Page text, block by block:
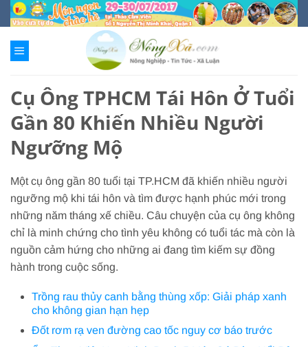
Chuyển
đến
nội
dung
Cụ Ông TPHCM Tái Hôn Ở Tuổi
Gần 80 Khiến Nhiều Người
Ngưỡng Mộ
Một cụ ông gần 80 tuổi tại TP.HCM đã khiến nhiều người
ngưỡng mộ khi tái hôn và tìm được hạnh phúc mới trong
những năm tháng xế chiều. Câu chuyện của cụ ông không
chỉ là minh chứng cho tình yêu không có tuổi tác mà còn là
nguồn cảm hứng cho những ai đang tìm kiếm sự đồng
hành trong cuộc sống.
Trồng rau thủy canh bằng thùng xốp: Giải pháp xanh
cho không gian hạn hẹp
Đốt rơm rạ ven đường cao tốc nguy cơ báo trước